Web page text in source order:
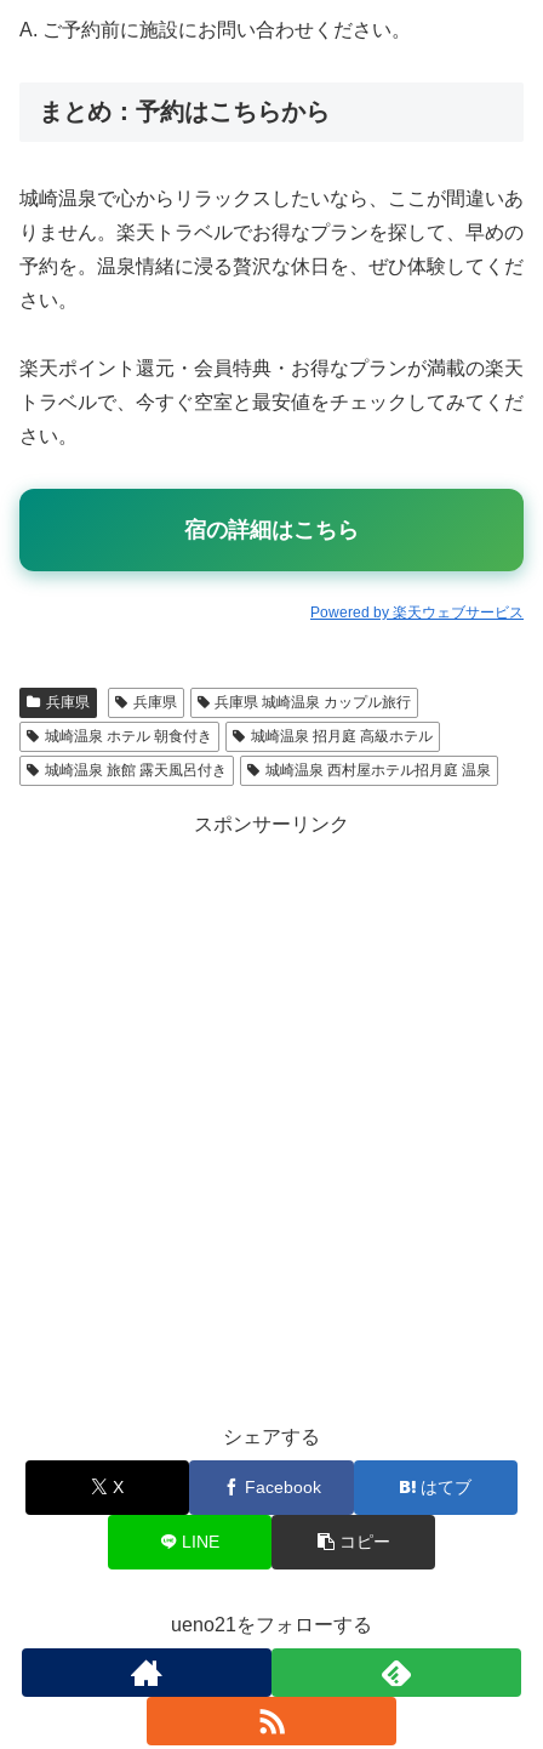
A. ご予約前に施設にお問い合わせください。
まとめ：予約はこちらから
城崎温泉で心からリラックスしたいなら、ここが間違いあ
りません。楽天トラベルでお得なプランを探して、早めの
予約を。温泉情緒に浸る贅沢な休日を、ぜひ体験してくだ
さい。
楽天ポイント還元・会員特典・お得なプランが満載の楽天
トラベルで、今すぐ空室と最安値をチェックしてみてくだ
さい。
宿の詳細はこちら
Powered by 楽天ウェブサービス
兵庫県 兵庫県
兵庫県 城崎温泉 カップル旅行
城崎温泉 ホテル 朝食付き
城崎温泉 招月庭 高級ホテル
城崎温泉 旅館 露天風呂付き
城崎温泉 西村屋ホテル招月庭 温泉
スポンサーリンク
シェアする
X Facebook はてブ
LINE コピー
ueno21をフォローする